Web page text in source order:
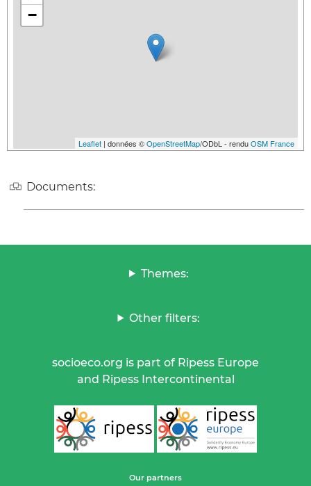
−
Leaflet | données ©OpenStreetMap/ODbL - renduOSM France
Documents:
Themes:
Other filters:
socioeco.org is part of Ripess Europe
and Ripess Intercontinental
Our partners